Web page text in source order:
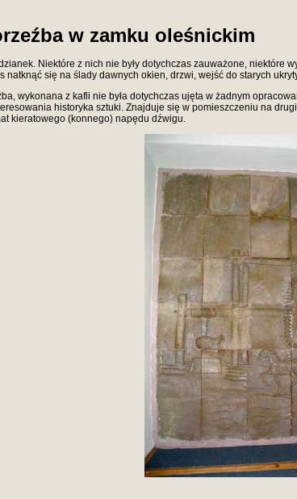
w zamku oleśnickim
Niektóre z nich nie były dotychczas zauważone,
natknąć się na ślady dawnych okien, drzwi, wejść do starych
wykonana z kafli nie była dotychczas ujęta w żadnym
historyka sztuki. Znajduje się w pomieszczeniu na
kieratowego (konnego) napędu dźwigu.